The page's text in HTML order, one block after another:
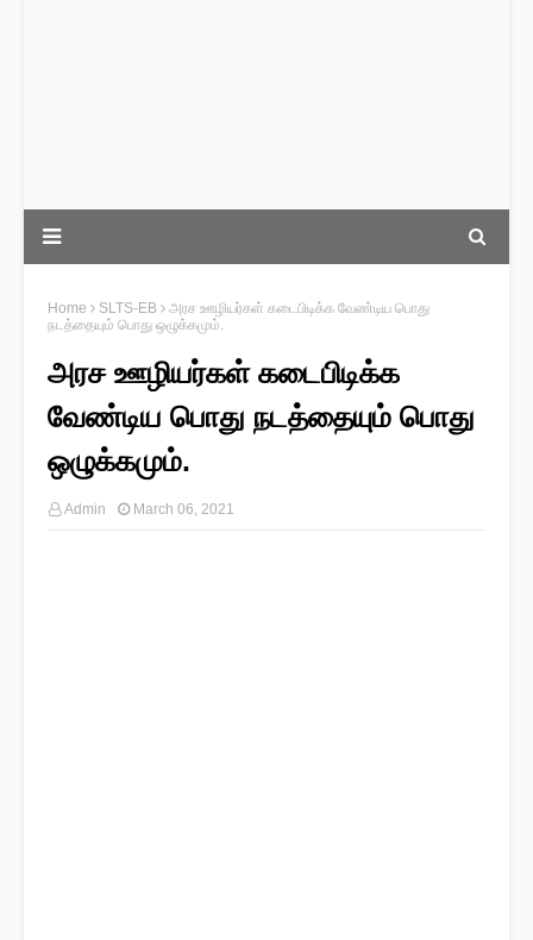
Home SLTS-EB
அரச ஊழியர்கள் கடைபிடிக்க வேண்டிய பொது
நடத்தையும் பொது ஒழுக்கமும்.
அரச ஊழியர்கள் கடைபிடிக்க
வேண்டிய பொது நடத்தையும் பொது
ஒழுக்கமும்.
Admin March 06, 2021